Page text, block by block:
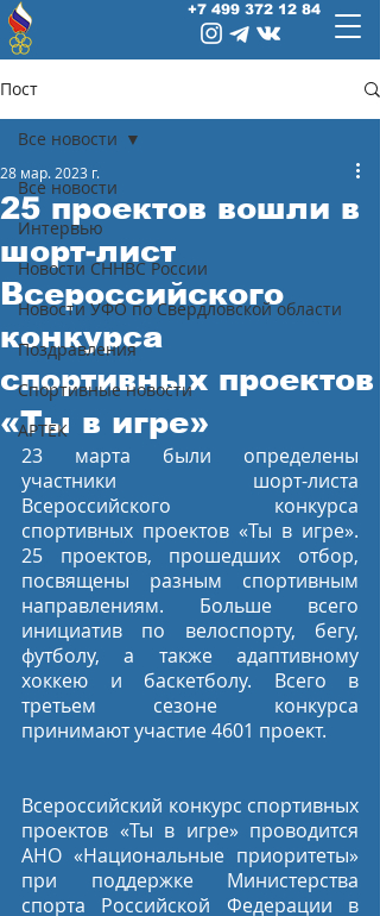
+7 499 372 12 84
Пост
Все новости
Интервью
Новости СННВС России
Новости УФО по Свердловской области
Поздравления
Спортивные новости
АРТЕК
Все новости
25 проектов вошли в
шорт-лист
Всероссийского
конкурса
спортивных проектов
«Ты в игре»
28 мар. 2023 г.
23 марта были определены
участники шорт-листа
Всероссийского конкурса
спортивных проектов «Ты в игре».
25 проектов, прошедших отбор,
посвящены разным спортивным
направлениям. Больше всего
инициатив по велоспорту, бегу,
футболу, а также адаптивному
хоккею и баскетболу. Всего в
третьем сезоне конкурса
принимают участие 4601 проект.
Всероссийский конкурс спортивных
проектов «Ты в игре» проводится
АНО «Национальные приоритеты»
при поддержке Министерства
спорта Российской Федерации в